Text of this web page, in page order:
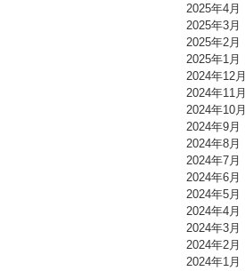
2025年4月
2025年3月
2025年2月
2025年1月
2024年12月
2024年11月
2024年10月
2024年9月
2024年8月
2024年7月
2024年6月
2024年5月
2024年4月
2024年3月
2024年2月
2024年1月